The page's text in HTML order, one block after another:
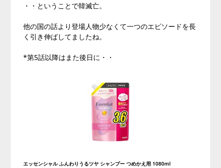
・・ということで韓滅亡。
他の国の話より登場人物少なくて一つのエピソードを長
く引き伸ばしてましたね。
*第5話以降はまた後日に・・
エッセンシャル ふんわりうるツヤ シャンプー つめかえ用 1080ml